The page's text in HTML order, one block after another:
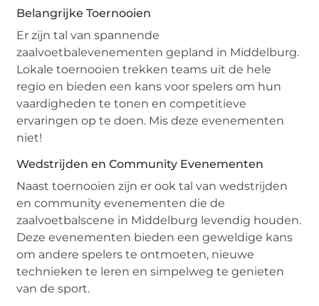
Belangrijke Toernooien
Er zijn tal van spannende
zaalvoetbalevenementen gepland in Middelburg.
Lokale toernooien trekken teams uit de hele
regio en bieden een kans voor spelers om hun
vaardigheden te tonen en competitieve
ervaringen op te doen. Mis deze evenementen
niet!
Wedstrijden en Community Evenementen
Naast toernooien zijn er ook tal van wedstrijden
en community evenementen die de
zaalvoetbalscene in Middelburg levendig houden.
Deze evenementen bieden een geweldige kans
om andere spelers te ontmoeten, nieuwe
technieken te leren en simpelweg te genieten
van de sport.